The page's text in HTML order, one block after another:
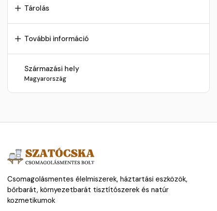
Tárolás
További információ
Származási hely
Magyarország
Csomagolásmentes élelmiszerek, háztartási eszközök,
bőrbarát, környezetbarát tisztítószerek és natúr
kozmetikumok